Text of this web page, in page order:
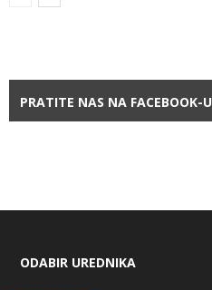
PRATITE NAS NA FACEBOOK-U
ODABIR UREDNIKA